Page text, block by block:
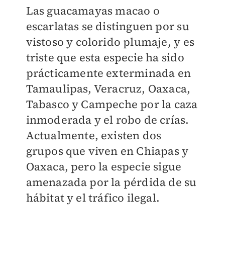
Las guacamayas macao o
escarlatas se distinguen por su
vistoso y colorido plumaje, y es
triste que esta especie ha sido
prácticamente exterminada en
Tamaulipas, Veracruz, Oaxaca,
Tabasco y Campeche por la caza
inmoderada y el robo de crías.
Actualmente, existen dos
grupos que viven en Chiapas y
Oaxaca, pero la especie sigue
amenazada por la pérdida de su
hábitat y el tráfico ilegal.